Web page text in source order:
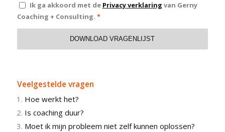
Ik ga akkoord met de Privacy verklaring van Gerny
Coaching + Consulting. *
Veelgestelde vragen
Hoe werkt het?
Is coaching duur?
Moet ik mijn probleem niet zelf kunnen oplossen?